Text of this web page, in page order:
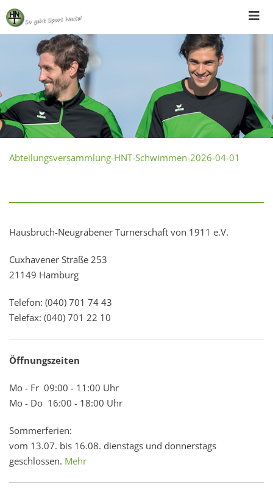
Skip
to
content
Abteilungsversammlung-HNT-Schwimmen-2026-04-01
Hausbruch-Neugrabener Turnerschaft von 1911 e.V.
Cuxhavener Straße 253
21149 Hamburg
Telefon: (040) 701 74 43
Telefax: (040) 701 22 10
Öffnungszeiten
Mo - Fr 09:00 - 11:00 Uhr
Mo - Do 16:00 - 18:00 Uhr
Sommerferien:
vom 13.07. bis 16.08. dienstags und donnerstags
geschlossen. Mehr